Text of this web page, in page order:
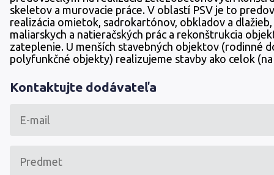
skeletov a murovacie práce. V oblastí PSV je to
realizácia omietok, sadrokartónov, obkladov a dlažieb,
maliarskych a natieračských prác a rekonštrukcia
zateplenie. U menších stavebných objektov (rodinné
polyfunkčné objekty) realizujeme stavby ako celok
Kontaktujte dodávateľa